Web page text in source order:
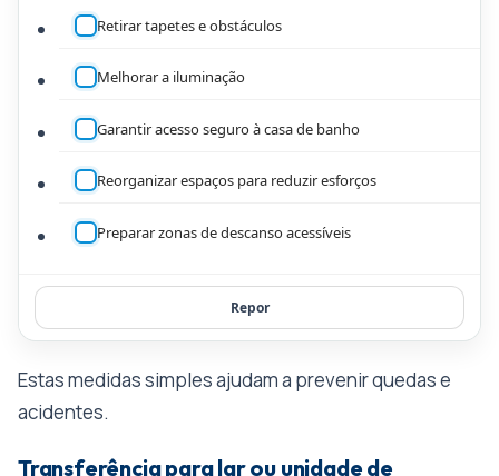
Retirar tapetes e obstáculos
Melhorar a iluminação
Garantir acesso seguro à casa de banho
Reorganizar espaços para reduzir esforços
Preparar zonas de descanso acessíveis
Repor
Estas medidas simples ajudam a prevenir quedas e
acidentes.
Transferência para lar ou unidade de